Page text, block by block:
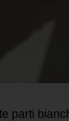
parti